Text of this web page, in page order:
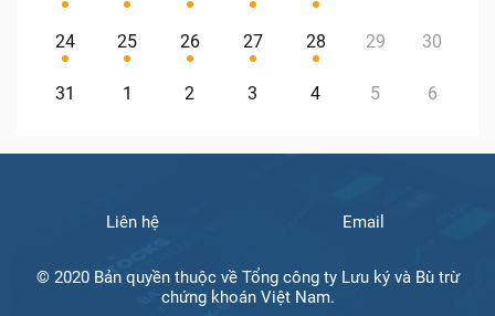
24 25 26 27 28 29 30
31 1 2 3 4 5 6
Liên hệ Email
© 2020 Bản quyền thuộc về Tổng công ty Lưu ký và Bù trừ
chứng khoán Việt Nam.